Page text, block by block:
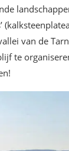
van de
te